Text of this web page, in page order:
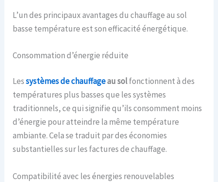
L’un des principaux avantages du chauffage au sol
basse température est son efficacité énergétique.
Consommation d’énergie réduite
Lessystèmes de chauffageau solfonctionnent à des
températures plus basses que les systèmes
traditionnels, ce qui signifie qu’ils consomment moins
d’énergie pour atteindre la même température
ambiante. Cela se traduit par des économies
substantielles sur les factures de chauffage.
Compatibilité avec les énergies renouvelables